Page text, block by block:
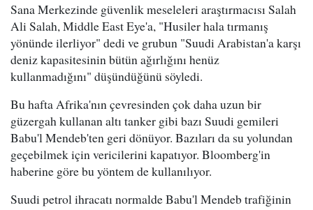
Sana Merkezinde güvenlik meseleleri araştırmacısı Salah
Ali Salah, Middle East Eye'a, "Husiler hala tırmanış
yönünde ilerliyor" dedi ve grubun "Suudi Arabistan'a karşı
deniz kapasitesinin bütün ağırlığını henüz
kullanmadığını" düşündüğünü söyledi.
Bu hafta Afrika'nın çevresinden çok daha uzun bir
güzergah kullanan altı tanker gibi bazı Suudi gemileri
Babu'l Mendeb'ten geri dönüyor. Bazıları da su yolundan
geçebilmek için vericilerini kapatıyor. Bloomberg'in
haberine göre bu yöntem de kullanılıyor.
Suudi petrol ihracatı normalde Babu'l Mendeb trafiğinin